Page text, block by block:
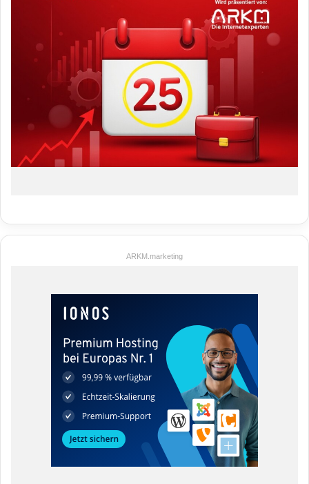
ARKM.marketing